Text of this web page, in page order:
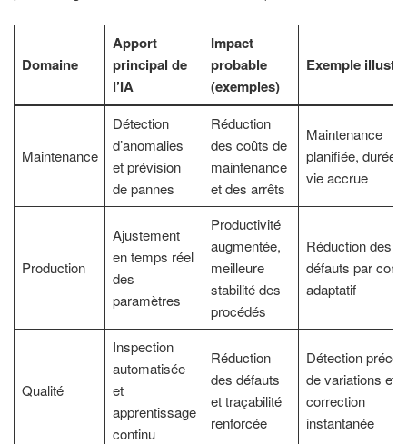
Domaine
Apport
principal de
l’IA
Impact
probable
(exemples)
Exemple
Maintenance
Détection
d’anomalies
et prévision
de pannes
Réduction
des coûts de
maintenance
et des arrêts
Maintenance
planifiée, durée
vie accrue
Production
Ajustement
en temps réel
des
paramètres
Productivité
augmentée,
meilleure
stabilité des
procédés
Réduction des
défauts par
adaptatif
Qualité
Inspection
automatisée
et
apprentissage
continu
Réduction
des défauts
et traçabilité
renforcée
Détection
de variations et
correction
instantanée